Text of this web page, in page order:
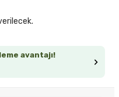
avantajı!